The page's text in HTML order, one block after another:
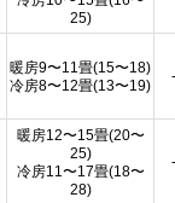
25)
暖房9〜11畳(15〜18)
冷房8〜12畳(13〜19)
-
暖房12〜15畳(20〜
25)
冷房11〜17畳(18〜
28)
-